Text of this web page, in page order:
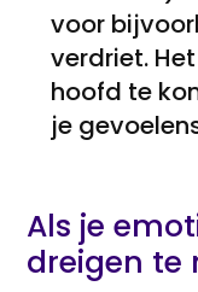
voor
verdriet.
hoofd te
je
Als je
dreigen te